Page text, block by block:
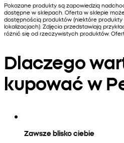
Pokazane produkty są zapowiedzią
dostępne w sklepach. Oferta w sklepie
dostępnością produktów (niektóre
lokalizacjach). Zdjęcia przedstawiają
różnić się od rzeczywistych produktów.
Dlaczego
kupować w
Zawsze blisko ciebie